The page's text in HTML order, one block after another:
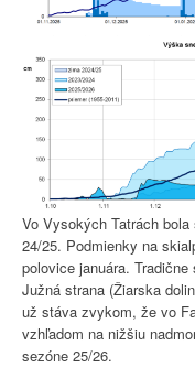
Vo Vysokých Tatrách
24/25. Podmienky na
polovice januára.
Južná strana (Žiarska
už stáva zvykom, že vo
vzhľadom na nižšiu
sezóne 25/26.